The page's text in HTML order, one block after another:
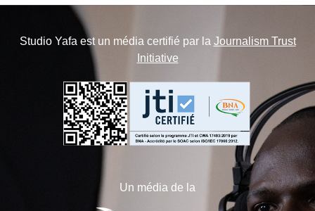
Studio Yafa est un média certifié par la Journalism Trust
Initiative
Un média de la